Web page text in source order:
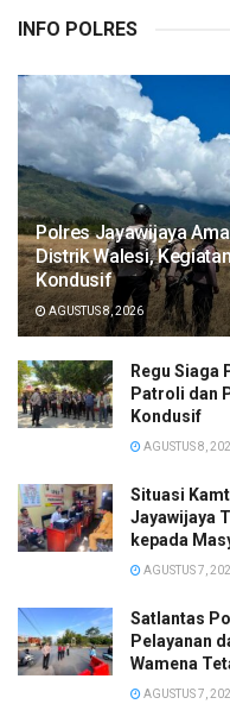
INFO POLRES
Polres Jayawijaya
Distrik Walesi,
Kondusif
AGUSTUS 8, 2026
Regu Siaga
Patroli dan
Kondusif
AGUSTUS 8,
Situasi
Jayawijaya
kepada
AGUSTUS 7,
Satlantas
Pelayanan
Wamena
AGUSTUS 7,